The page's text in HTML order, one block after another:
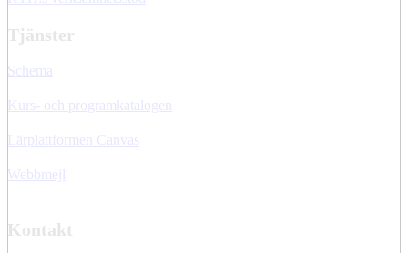
Tjänster
Schema
Kurs- och programkatalogen
Lärplattformen Canvas
Webbmejl
Kontakt